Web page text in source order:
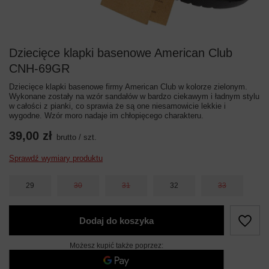
Dziecięce klapki basenowe American Club
CNH-69GR
Dziecięce klapki basenowe firmy American Club w kolorze zielonym.
Wykonane zostały na wzór sandałów w bardzo ciekawym i ładnym stylu
w całości z pianki, co sprawia że są one niesamowicie lekkie i
wygodne. Wzór moro nadaje im chłopięcego charakteru.
39,00 zł brutto / szt.
Sprawdź wymiary produktu
29 30 31 32 33
Dodaj do koszyka
Możesz kupić także poprzez: